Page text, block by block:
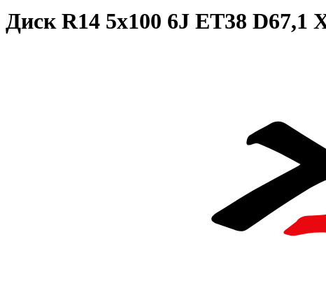
Диск R14 5x100 6J ET38 D67,1